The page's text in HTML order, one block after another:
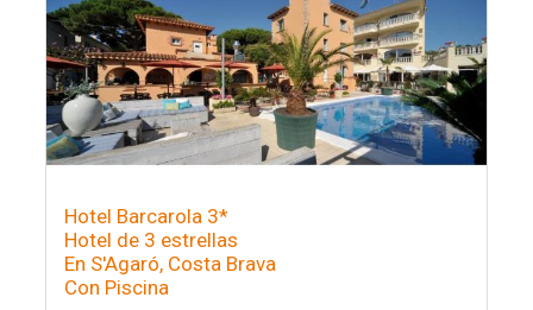
Hotel Barcarola 3*
Hotel de 3 estrellas
En S'Agaró, Costa Brava
Con Piscina